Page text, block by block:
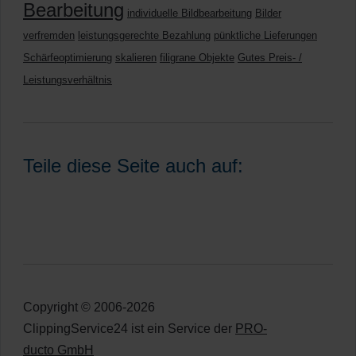
Bearbeitung individuelle Bildbearbeitung Bilder
verfremden leistungsgerechte Bezahlung pünktliche Lieferungen
Schärfeoptimierung skalieren filigrane Objekte Gutes Preis- /
Leistungsverhältnis
Teile diese Seite auch auf:
Copyright © 2006-2026
ClippingService24 ist ein Service der PRO-
ducto GmbH